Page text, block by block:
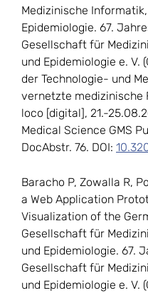
Medizinische
Epidemiologie. 67.
Gesellschaft für
und Epidemiologie e. V.
der Technologie- und
vernetzte medizinische
loco [digital], 21.-
Medical Science GMS
DocAbstr. 76. DOI:
Baracho P, Zowalla R,
a Web Application
Visualization of the
Gesellschaft für
und Epidemiologie. 67.
Gesellschaft für
und Epidemiologie e. V.